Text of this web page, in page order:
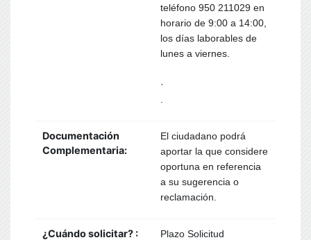
teléfono 950 211029 en
horario de 9:00 a 14:00,
los días laborables de
lunes a viernes.
·
Documentación
Complementaria:
El ciudadano podrá
aportar la que considere
oportuna en referencia
a su sugerencia o
reclamación.
¿Cuándo solicitar? :
Plazo Solicitud